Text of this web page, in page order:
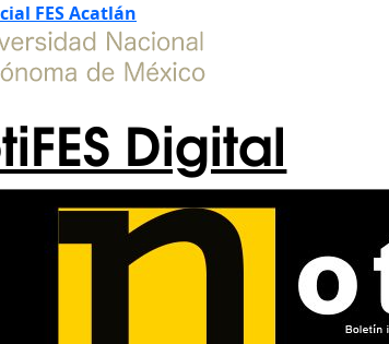
FES Acatlán
Digital